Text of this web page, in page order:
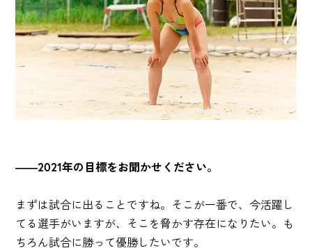
――2021年の目標をお聞かせください。
まずは試合に出ることですね。そこが一番で、今活躍し
てる選手がいますが、そこを脅かす存在になりたい。も
ちろん試合に勝って優勝したいです。